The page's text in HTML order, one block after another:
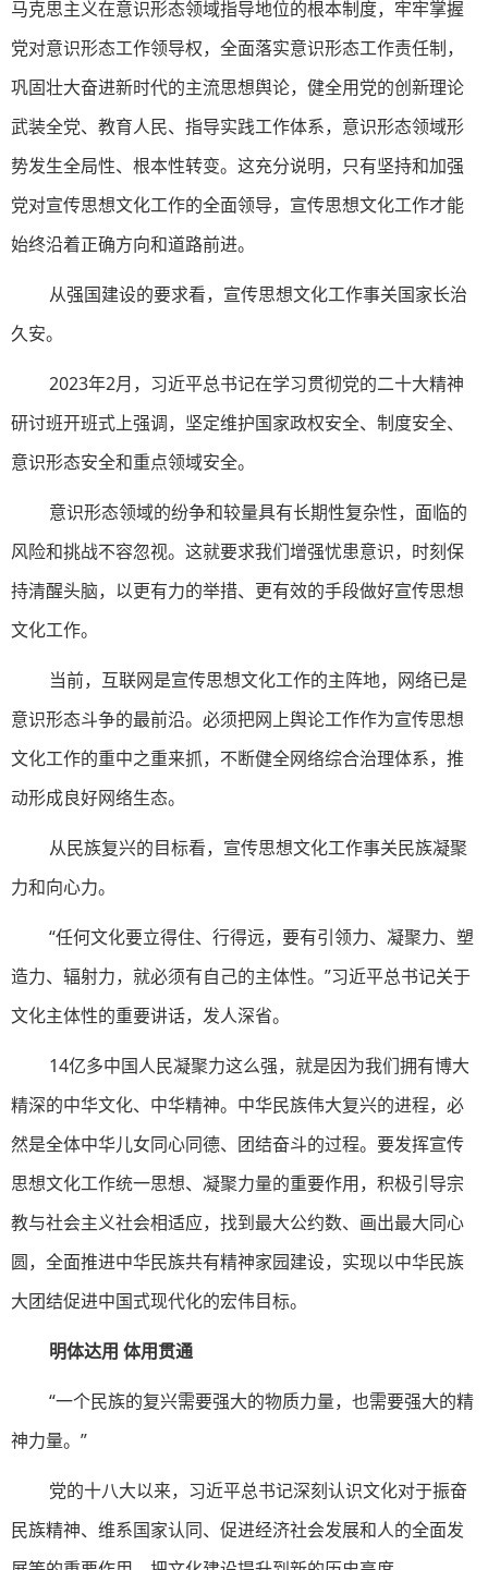
马克思主义在意识形态领域指导地位的根本制度，牢牢掌握
党对意识形态工作领导权，全面落实意识形态工作责任制，
巩固壮大奋进新时代的主流思想舆论，健全用党的创新理论
武装全党、教育人民、指导实践工作体系，意识形态领域形
势发生全局性、根本性转变。这充分说明，只有坚持和加强
党对宣传思想文化工作的全面领导，宣传思想文化工作才能
始终沿着正确方向和道路前进。
从强国建设的要求看，宣传思想文化工作事关国家长治
久安。
2023年2月，习近平总书记在学习贯彻党的二十大精神
研讨班开班式上强调，坚定维护国家政权安全、制度安全、
意识形态安全和重点领域安全。
意识形态领域的纷争和较量具有长期性复杂性，面临的
风险和挑战不容忽视。这就要求我们增强忧患意识，时刻保
持清醒头脑，以更有力的举措、更有效的手段做好宣传思想
文化工作。
当前，互联网是宣传思想文化工作的主阵地，网络已是
意识形态斗争的最前沿。必须把网上舆论工作作为宣传思想
文化工作的重中之重来抓，不断健全网络综合治理体系，推
动形成良好网络生态。
从民族复兴的目标看，宣传思想文化工作事关民族凝聚
力和向心力。
“任何文化要立得住、行得远，要有引领力、凝聚力、塑
造力、辐射力，就必须有自己的主体性。”习近平总书记关于
文化主体性的重要讲话，发人深省。
14亿多中国人民凝聚力这么强，就是因为我们拥有博大
精深的中华文化、中华精神。中华民族伟大复兴的进程，必
然是全体中华儿女同心同德、团结奋斗的过程。要发挥宣传
思想文化工作统一思想、凝聚力量的重要作用，积极引导宗
教与社会主义社会相适应，找到最大公约数、画出最大同心
圆，全面推进中华民族共有精神家园建设，实现以中华民族
大团结促进中国式现代化的宏伟目标。
明体达用 体用贯通
“一个民族的复兴需要强大的物质力量，也需要强大的精
神力量。”
党的十八大以来，习近平总书记深刻认识文化对于振奋
民族精神、维系国家认同、促进经济社会发展和人的全面发